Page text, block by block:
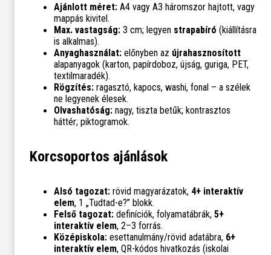
Ajánlott méret:A4 vagy A3 háromszor hajtott, vagy
mappás kivitel.
Max. vastagság:3 cm; legyen strapabíró (kiállításra
is alkalmas).
Anyaghasználat:előnyben az újrahasznosított
alapanyagok (karton, papírdoboz, újság, guriga, PET,
textilmaradék).
Rögzítés:ragasztó, kapocs, washi, fonal – a szélek
ne legyenek élesek.
Olvashatóság:nagy, tiszta betűk; kontrasztos
háttér; piktogramok.
Korcsoportos ajánlások
Alsó tagozat:rövid magyarázatok, 4+ interaktív
elem, 1 „Tudtad-e?” blokk.
Felső tagozat:definíciók, folyamatábrák, 5+
interaktív elem, 2–3 forrás.
Középiskola:esettanulmány/rövid adatábra, 6+
interaktív elem, QR-kódos hivatkozás (iskolai